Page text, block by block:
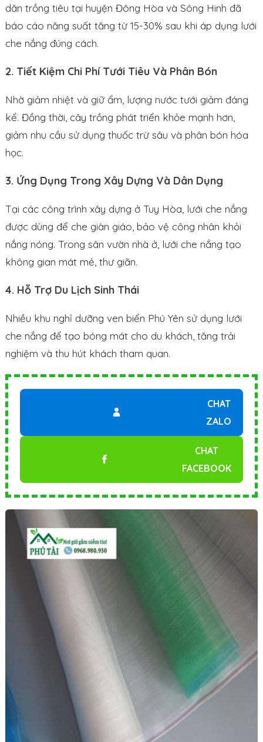
dân trồng tiêu tại huyện Đông Hòa và Sông Hinh đã
báo cáo năng suất tăng từ 15-30% sau khi áp dụng lưới
che nắng đúng cách.
2. Tiết Kiệm Chi Phí Tưới Tiêu Và Phân Bón
Nhờ giảm nhiệt và giữ ẩm, lượng nước tưới giảm đáng
kể. Đồng thời, cây trồng phát triển khỏe mạnh hơn,
giảm nhu cầu sử dụng thuốc trừ sâu và phân bón hóa
học.
3. Ứng Dụng Trong Xây Dựng Và Dân Dụng
Tại các công trình xây dựng ở Tuy Hòa, lưới che nắng
được dùng để che giàn giáo, bảo vệ công nhân khỏi
nắng nóng. Trong sân vườn nhà ở, lưới che nắng tạo
không gian mát mẻ, thư giãn.
4. Hỗ Trợ Du Lịch Sinh Thái
Nhiều khu nghỉ dưỡng ven biển Phú Yên sử dụng lưới
che nắng để tạo bóng mát cho du khách, tăng trải
nghiệm và thu hút khách tham quan.
CHAT
ZALO
CHAT
FACEBOOK